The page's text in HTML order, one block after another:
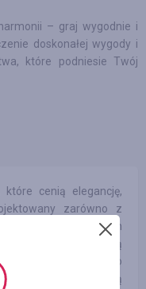
– graj wygodnie i
doskonałej wygody i
które podniesie Twój
cenią elegancję,
zarówno z
gier, fotel ten
tych, którzy spędzają
pragną najwyższego
osób, które zwracają